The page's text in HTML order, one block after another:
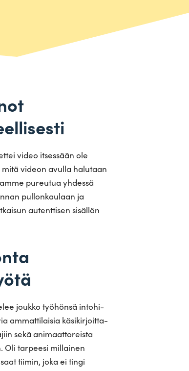
video itsessään ole
videon avulla halutaan
pureutua yhdessä
pul­lon­kaulaan ja
autent­tisen sisällön
joukko työ­hönsä into­hi­
ammat­ti­laisia käsi­kir­joit­ta­
sekä ani­maat­to­reista
Oli tar­peesi mil­lainen
tiimin, joka ei tingi